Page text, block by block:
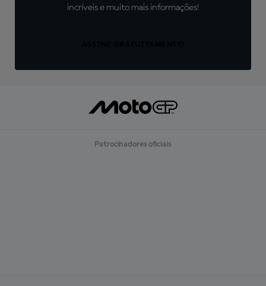
incríveis e muito mais informações!
Patrocinadores oficiais